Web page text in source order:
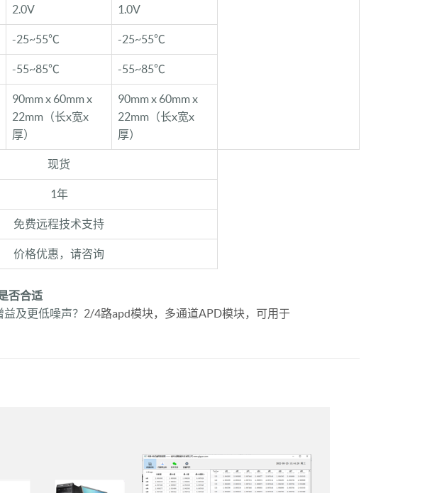
2.0V 1.0V
-25~55℃ -25~55℃
-55~85℃ -55~85℃
90mm x 60mm x
22mm（长x宽x
厚）
90mm x 60mm x
22mm（长x宽x
厚）
现货
1年
免费远程技术支持
价格优惠，请咨询
否合适
及更低噪声？ 2/4路apd模块，多通道APD模块，可用于